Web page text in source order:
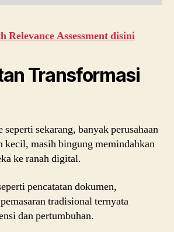
Relevance Assessment disini
Transformasi
sekarang, banyak perusahaan
kecil, masih bingung memindahkan
ke ranah digital.
pencatatan dokumen,
tradisional ternyata
dan pertumbuhan.